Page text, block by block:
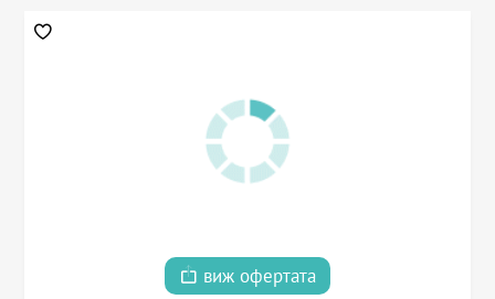
виж офертата